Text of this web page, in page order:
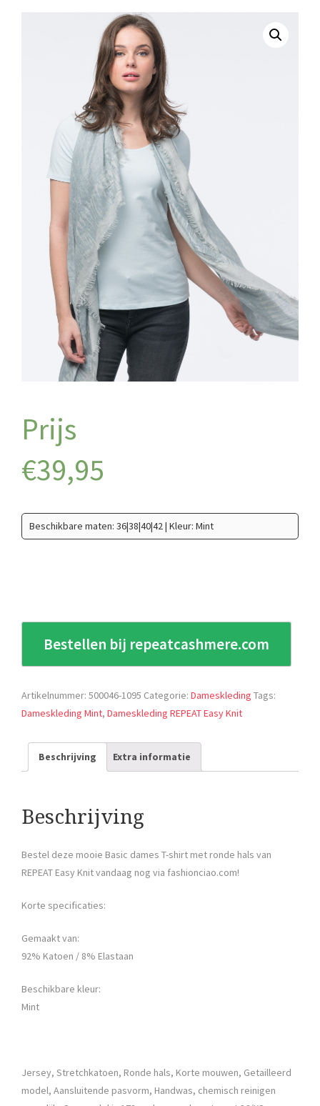
€39,95
Beschikbare maten: 36|38|40|42 | Kleur: Mint
Bestellen bij repeatcashmere.com
Artikelnummer: 500046-1095 Categorie: Dameskleding Tags:
Dameskleding Mint, Dameskleding REPEAT Easy Knit
Beschrijving Extra informatie
Beschrijving
Bestel deze mooie Basic dames T-shirt met ronde hals van
REPEAT Easy Knit vandaag nog via fashionciao.com!
Korte specificaties:
Gemaakt van:
92% Katoen / 8% Elastaan
Beschikbare kleur:
Mint
Jersey, Stretchkatoen, Ronde hals, Korte mouwen, Getailleerd
model, Aansluitende pasvorm, Handwas, chemisch reinigen